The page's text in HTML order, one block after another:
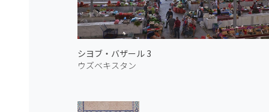
シヨブ・バザール 3
ウズベキスタン